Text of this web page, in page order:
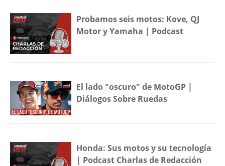
Probamos seis motos: Kove, QJ
Motor y Yamaha | Podcast
El lado "oscuro" de MotoGP |
Diálogos Sobre Ruedas
Honda: Sus motos y su tecnología
| Podcast Charlas de Redacción